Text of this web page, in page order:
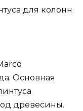
для колонн
Основная
древесины.